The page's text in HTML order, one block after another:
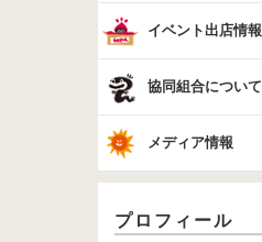
イベント出店情報
協同組合について
メディア情報
プロフィール